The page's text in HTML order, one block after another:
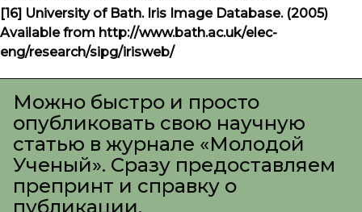
[16] University of Bath. Iris Image Database. (2005)
Available from http://www.bath.ac.uk/elec-
eng/research/sipg/irisweb/
Можно быстро и просто
опубликовать свою научную
статью в журнале «Молодой
Ученый». Сразу предоставляем
препринт и справку о
публикации.